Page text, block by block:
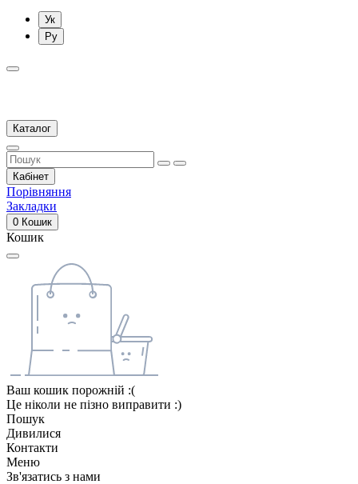
Ук
Ру
Каталог
Кабінет
Порівняння
Закладки
0 Кошик
Кошик
Ваш кошик порожній :(
Це ніколи не пізно виправити :)
Пошук
Дивилися
Контакти
Меню
Зв'язатись з нами